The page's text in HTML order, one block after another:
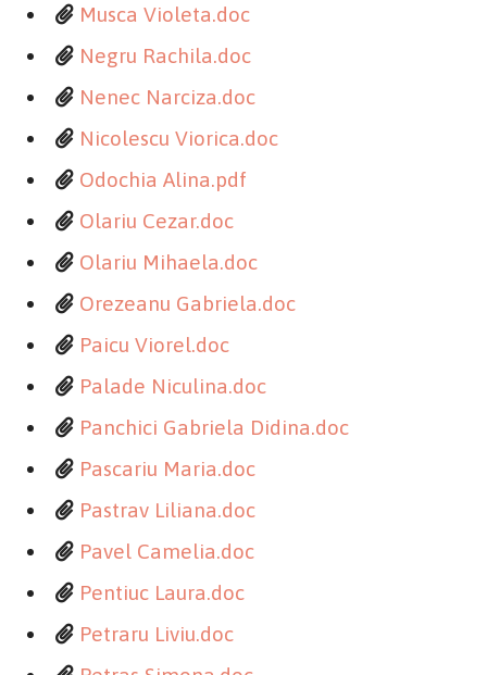
Musca Violeta.doc
Negru Rachila.doc
Nenec Narciza.doc
Nicolescu Viorica.doc
Odochia Alina.pdf
Olariu Cezar.doc
Olariu Mihaela.doc
Orezeanu Gabriela.doc
Paicu Viorel.doc
Palade Niculina.doc
Panchici Gabriela Didina.doc
Pascariu Maria.doc
Pastrav Liliana.doc
Pavel Camelia.doc
Pentiuc Laura.doc
Petraru Liviu.doc